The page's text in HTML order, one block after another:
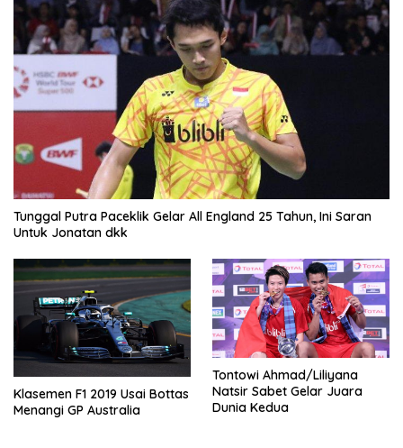
Tunggal Putra Paceklik Gelar All England 25 Tahun, Ini Saran
Untuk Jonatan dkk
Klasemen F1 2019 Usai Bottas
Menangi GP Australia
Tontowi Ahmad/Liliyana
Natsir Sabet Gelar Juara
Dunia Kedua